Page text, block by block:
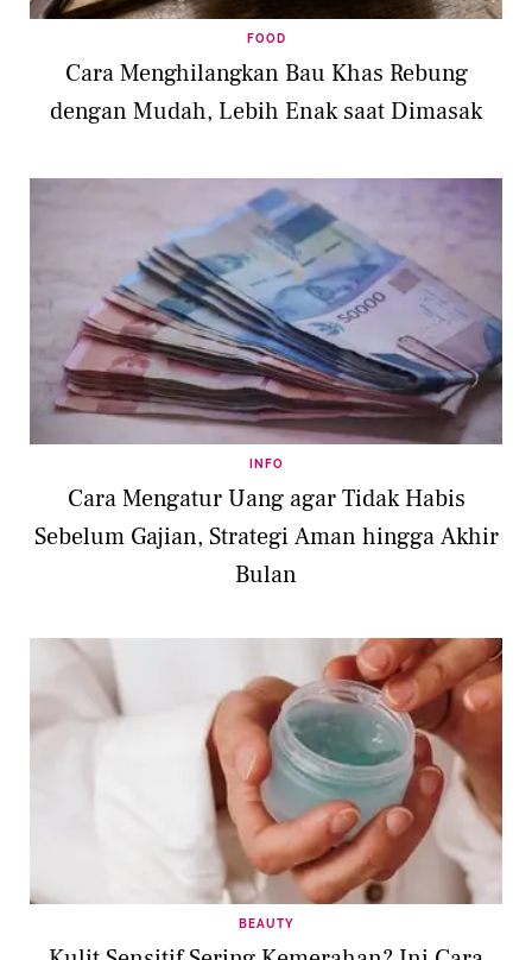
FOOD
Cara Menghilangkan Bau Khas Rebung
dengan Mudah, Lebih Enak saat Dimasak
INFO
Cara Mengatur Uang agar Tidak Habis
Sebelum Gajian, Strategi Aman hingga Akhir
Bulan
BEAUTY